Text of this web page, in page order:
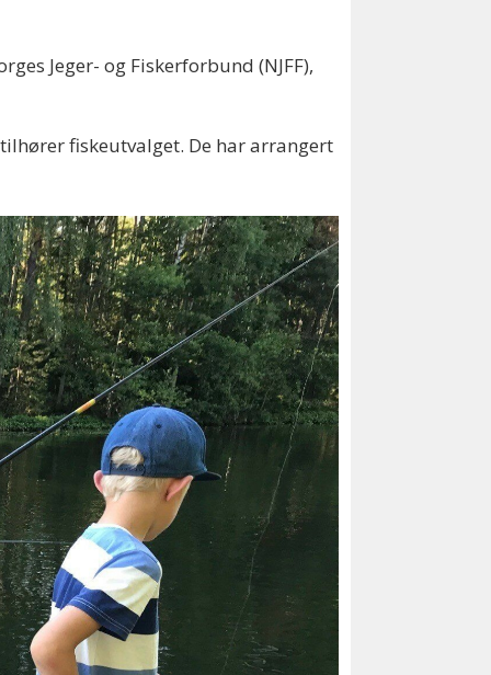
Jeger- og Fiskerforbund (NJFF),
fiskeutvalget. De har arrangert